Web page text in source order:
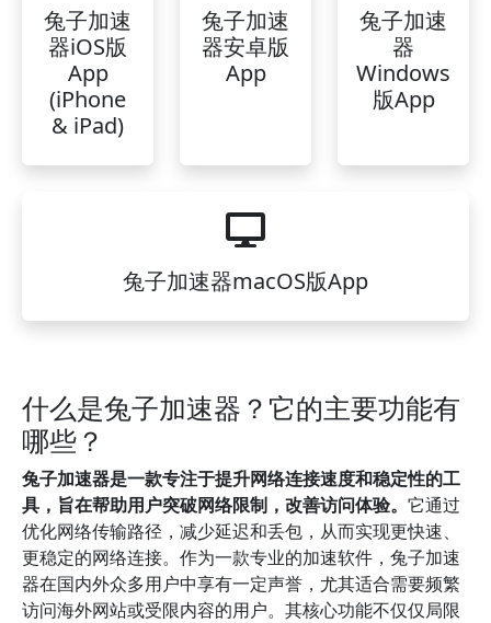
兔子加速
器iOS版
App
(iPhone
& iPad)
兔子加速
器安卓版
App
兔子加速
器
Windows
版App
兔子加速器macOS版App
什么是兔子加速器？它的主要功能有
哪些？
兔子加速器是一款专注于提升网络连接速度和稳定性的工
具，旨在帮助用户突破网络限制，改善访问体验。 它通过
优化网络传输路径，减少延迟和丢包，从而实现更快速、
更稳定的网络连接。作为一款专业的加速软件，兔子加速
器在国内外众多用户中享有一定声誉，尤其适合需要频繁
访问海外网站或受限内容的用户。其核心功能不仅仅局限